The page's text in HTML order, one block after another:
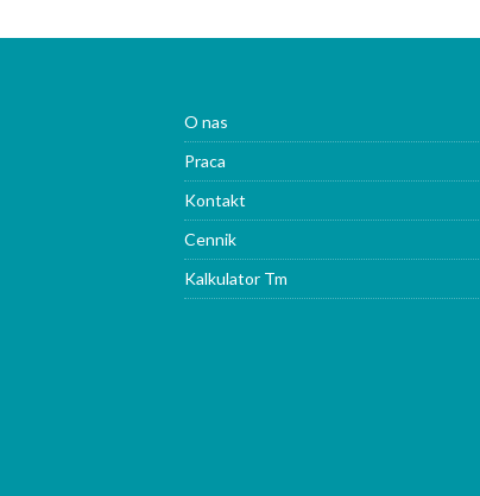
O nas
Praca
Kontakt
Cennik
Kalkulator Tm